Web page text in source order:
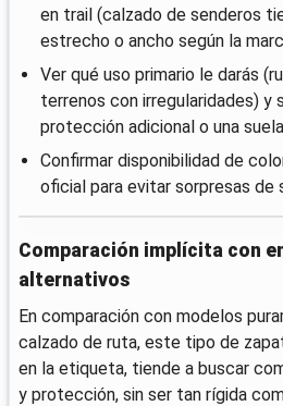
en trail (calzado de senderos
estrecho o ancho según la
Ver qué uso primario le darás
terrenos con irregularidades) y
protección adicional o una
Confirmar disponibilidad de
oficial para evitar sorpresas de
Comparación implícita con
alternativos
En comparación con modelos
calzado de ruta, este tipo de
en la etiqueta, tiende a buscar
y protección, sin ser tan rígida